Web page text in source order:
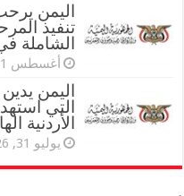
اليمن
تنفيذ
الشاملة
أغسطس 1, 2026
اليمن يدين
التي
الأردنية
يوليو 31, 2026